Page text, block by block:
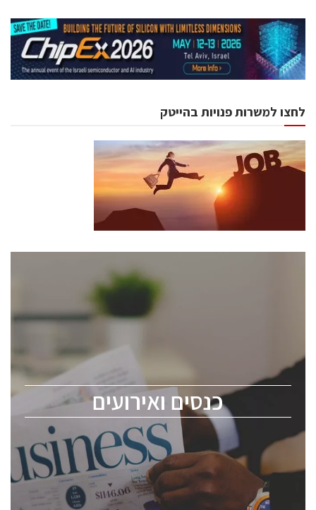
לחצו למשרות פנויות בהייטק
כנסים ואירועים
כנסים ואירועים
לכל העוסקים בתעשיית הסמיקונדקטור כולל מהנדסים,
ChipEx2026 will be held on May 12-13, 2026. The
conference is intended for everyone involved in the
semiconductor industry, including engineers,
professional experts, and senior executives.